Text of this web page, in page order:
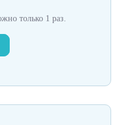
только 1 раз.